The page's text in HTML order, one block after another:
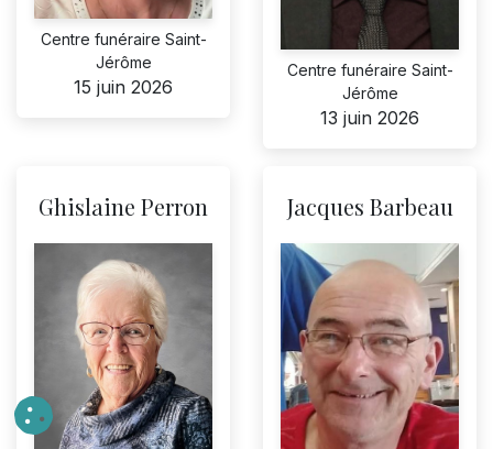
Centre funéraire Saint-
Jérôme
15 juin 2026
Centre funéraire Saint-
Jérôme
13 juin 2026
Ghislaine Perron Jacques Barbeau